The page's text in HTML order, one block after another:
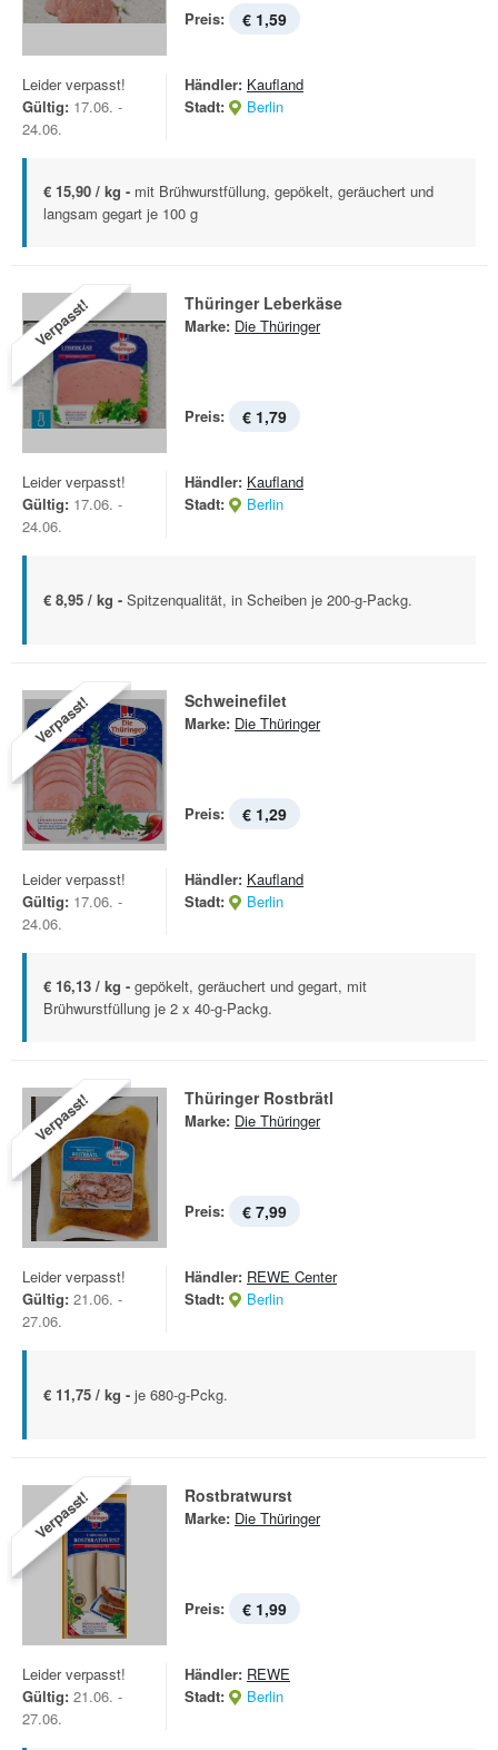
Preis: € 1,59
Leider verpasst!
Gültig: 17.06. -
24.06.
Händler: Kaufland
Stadt:
Berlin
€ 15,90 / kg - mit Brühwurstfüllung, gepökelt, geräuchert und
langsam gegart je 100 g
Verpasst! Thüringer Leberkäse
Marke: Die Thüringer
Preis: € 1,79
Leider verpasst!
Gültig: 17.06. -
24.06.
Händler: Kaufland
Stadt:
Berlin
€ 8,95 / kg - Spitzenqualität, in Scheiben je 200-g-Packg.
Verpasst! Schweinefilet
Marke: Die Thüringer
Preis: € 1,29
Leider verpasst!
Gültig: 17.06. -
24.06.
Händler: Kaufland
Stadt:
Berlin
€ 16,13 / kg - gepökelt, geräuchert und gegart, mit
Brühwurstfüllung je 2 x 40-g-Packg.
Verpasst! Thüringer Rostbrätl
Marke: Die Thüringer
Preis: € 7,99
Leider verpasst!
Gültig: 21.06. -
27.06.
Händler: REWE Center
Stadt:
Berlin
€ 11,75 / kg - je 680-g-Pckg.
Verpasst! Rostbratwurst
Marke: Die Thüringer
Preis: € 1,99
Leider verpasst!
Gültig: 21.06. -
27.06.
Händler: REWE
Stadt:
Berlin